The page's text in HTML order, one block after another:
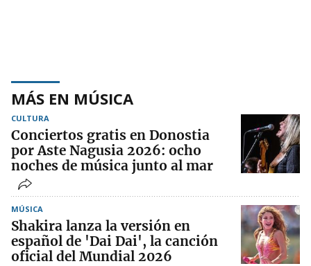
MÁS EN MÚSICA
CULTURA
Conciertos gratis en Donostia
por Aste Nagusia 2026: ocho
noches de música junto al mar
MÚSICA
Shakira lanza la versión en
español de 'Dai Dai', la canción
oficial del Mundial 2026